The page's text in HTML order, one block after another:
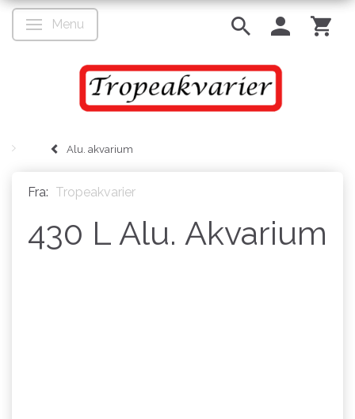
Skifte navigation
Menu
Alu. akvarium
Fra: Tropeakvarier
430 L Alu. Akvarium